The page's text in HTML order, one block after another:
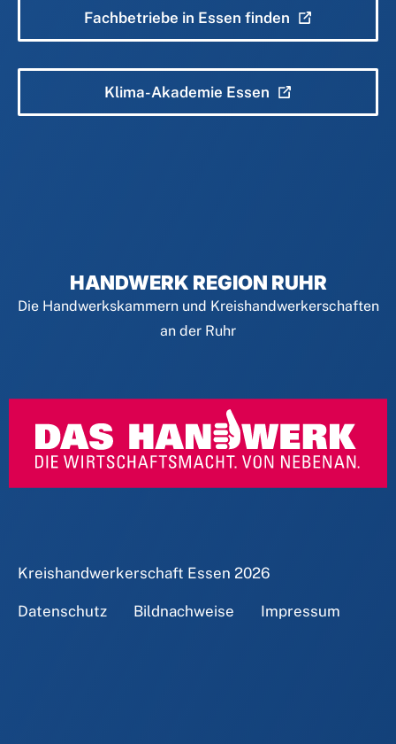
Fachbetriebe in Essen finden
Klima-Akademie Essen
HANDWERK REGION RUHR
Die Handwerkskammern und Kreishandwerkerschaften
an der Ruhr
Kreishandwerkerschaft Essen 2026
Datenschutz Bildnachweise Impressum